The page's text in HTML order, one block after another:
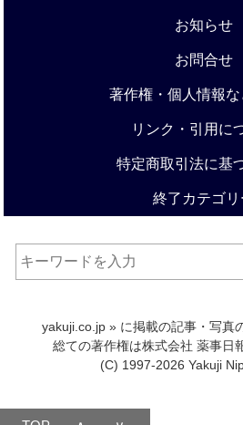
お知らせ
お問合せ
著作権・個人情報
リンク・引用に
特定商取引法に基
終了カテゴリ
yakuji.co.jp » に掲載の記事・写真
総ての著作権は株式会社 薬事日
(C) 1997-2026 Yakuji